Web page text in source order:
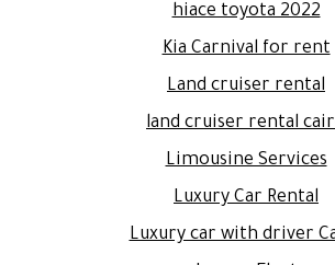
hiace toyota 2022
Kia Carnival for rent
Land cruiser rental
land cruiser rental
Limousine Services
Luxury Car Rental
Luxury car with driver